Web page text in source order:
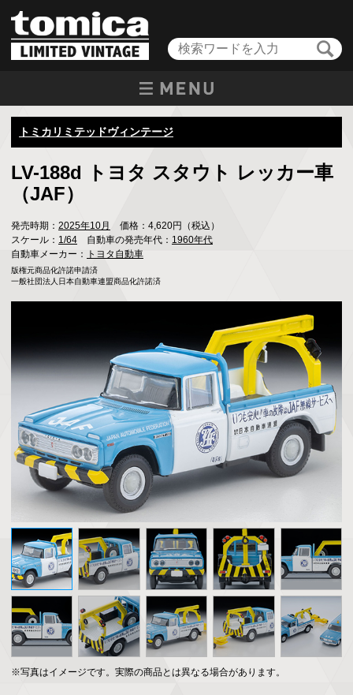
トミカリミテッドヴィンテージ
LV-188d トヨタ スタウト レッカー車
（JAF）
発売時期： 2025年10月
価格：4,620円（税込）
スケール： 1/64 自動車の発売年代： 1960年代
自動車メーカー：
トヨタ自動車
版権元商品化許諾申請済
一般社団法人日本自動車連盟商品化許諾済
※写真はイメージです。実際の商品とは異なる場合があります。